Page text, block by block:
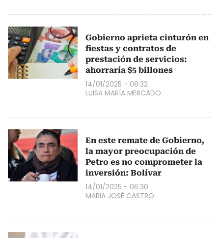
Gobierno aprieta cinturón en
fiestas y contratos de
prestación de servicios:
ahorraría $5 billones
14/01/2025 - 08:32
LUISA MARÍA MERCADO
En este remate de Gobierno,
la mayor preocupación de
Petro es no comprometer la
inversión: Bolívar
14/01/2025 - 06:30
MARIA JOSÉ CASTRO